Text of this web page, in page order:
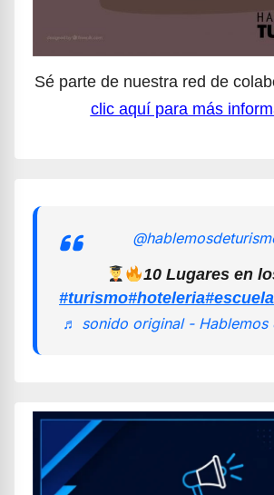
Sé parte de nuestra red de
clic aquí para más
10 Lugares en
#turismo#hoteleria
♬ sonido original - Hablemos